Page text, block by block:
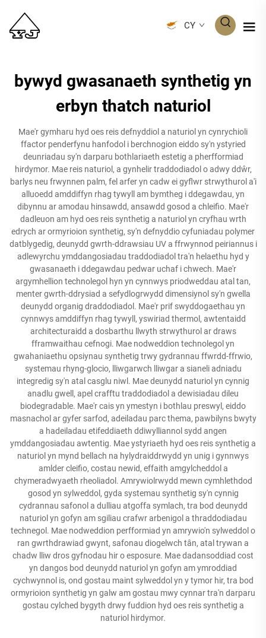
CY
bywyd gwasanaeth synthetig yn
erbyn thatch naturiol
Mae'r gymharu hyd oes reis defnyddiol a naturiol yn cynrychioli
ffactor penderfynu hanfodol i berchnogion eiddo sy'n ystyried
deunriadau sy'n darparu bothlariaeth estetig a pherfformiad
hirdymor. Mae reis naturiol, a gynhelir traddodiadol o adwy ddŵr,
barlys neu frwynnen palm, fel arfer yn cadw ei gyflwr strwythurol a'i
alluoedd amddiffyn rhag tywyll am bymtheg i ddegawdau, yn
dibynnu ar amodau hinsawdd, ansawdd gosod a chleifio. Mae'r
dadleuon am hyd oes reis synthetig a naturiol yn cryfhau wrth
edrych ar ormyrioion synthetig, sy'n defnyddio cyfuniadau polymer
datblygedig, deunydd gwrth-ddrawsiau UV a ffrwynnod peiriannus i
adlewyrchu ymddangosiadau traddodiadol tra'n helaethu hyd y
gwasanaeth i ddegawdau pedwar uchaf i chwech. Mae'r
argymhellion technolegol hyn yn cynnwys priodweddau atal tan,
menter gwrth-ddrysiad a sefydlogrwydd dimensiynol sy'n gwella
deunydd organig draddodiadol. Mae'r prif swyddogaethau yn
cynnwys amddiffyn rhag tywyll, yswiriad thermol, awtentaidd
architecturaidd a dosbarthu llwyth strwythurol ar draws
fframwaithau cefnogi. Mae nodweddion technolegol yn
gwahaniaethu opsiynau synthetig trwy gydrannau ffwrdd-ffrwio,
systemau rhyng-glocio, lliwgarwch lliwgar a sianeli adniadu
integredig sy'n atal casglu niwl. Mae deunydd naturiol yn cynnig
anadlu gwell, apel crafftu traddodiadol a dewisiadau dileu
biodegradable. Mae'r cais yn ymestyn i bothlau preswyl, eiddo
masnachol ar gyfer sarfod, adeiladau parc thema, pawbilyns bwyty
a hadeiladau etifeddiaeth ddiwylliannol sydd angen
ymddangosiadau awtentig. Mae ystyriaeth hyd oes reis synthetig a
naturiol yn mynd bellach na hylydraiddrwydd yn unig i gynnwys
amlder cleifio, costau newid, effaith amgylcheddol a
chymeradwyaeth rheoliadol. Amrywiolrwydd mewn cymhlethdod
gosod yn sylweddol, gyda systemau synthetig sy'n cynnig
cydrannau safonol a dulliau atgoffa symlach, tra bod deunydd
naturiol yn gofyn am sgiliau crafwr arbenigol a thraddodiadau
technegol. Mae nodweddion perfformiad yn amrywio'n sylweddol o
ran gwrthdrawiad gwynt, safonau diogelwch tân, atal trywan a
chadw lliw dros gyfnodau hir o esposure. Mae dadansoddiad cost
yn dangos bod deunydd naturiol yn gofyn am ymroddiad
cychwynnol is, ond gostau maint sylweddol yn y tymor hir, tra bod
ormyrioion synthetig yn galw am gostau mwy cynnar tra'n darparu
gostau cylched bygyth drwy fuddion hyd oes reis synthetig a
naturiol hirdymor.